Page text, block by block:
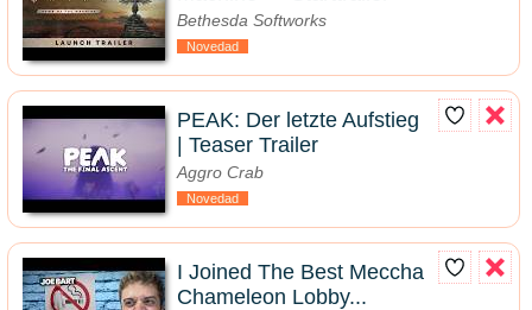
Bethesda Softworks
Novedad
PEAK: Der letzte Aufstieg
| Teaser Trailer
Aggro Crab
Novedad
I Joined The Best Meccha
Chameleon Lobby...